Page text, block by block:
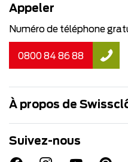
Appeler
Numéro de téléphone
0800 84 86 88
À propos de
Suivez-nous